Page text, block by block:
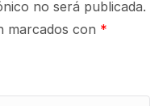
no será publicada.
marcados con *